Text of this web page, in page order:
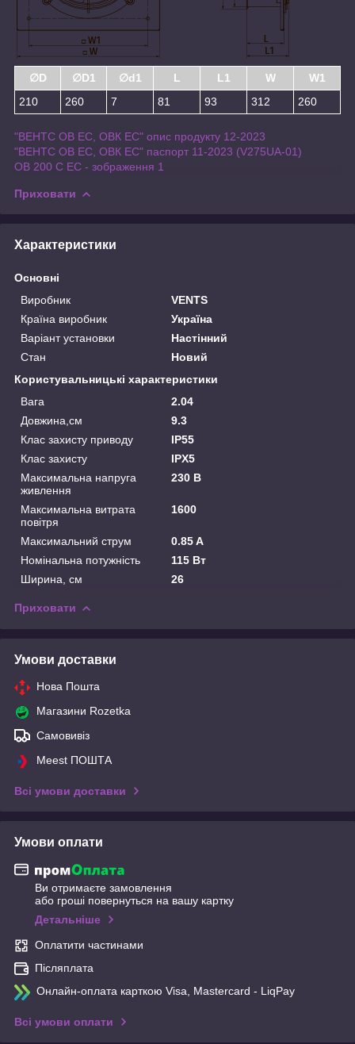
∅D ∅D1 ∅d1 L L1 W
W1
210
260 7 81 93 312 260
"ВЕНТС ОВ ЕС, ОВК ЕС" опис продукту 12-2023
"ВЕНТС ОВ ЕС, ОВК ЕС" паспорт 11-2023 (V275UA-01)
ОВ 200 C ЕС - зображення 1
Приховати
Характеристики
Основні
Виробник
VENTS
Країна виробник
Україна
Варіант установки
Настінний
Стан
Новий
Користувальницькі характеристики
Вага
2.04
Довжина,см
9.3
Клас захисту приводу
IP55
Клас захисту
IPX5
Максимальна напруга
живлення
230 В
Максимальна витрата
повітря
1600
Максимальний струм
0.85 A
Номінальна потужність
115 Вт
Ширина, см
26
Приховати
Умови доставки
Нова Пошта
Магазини Rozetka
Самовивіз
Meest ПОШТА
Всі умови доставки
Умови оплати
Ви отримаєте замовлення
або гроші повернуться на вашу картку
Детальніше
Оплатити частинами
Післяплата
Онлайн-оплата карткою Visa, Mastercard - LiqPay
Всі умови оплати